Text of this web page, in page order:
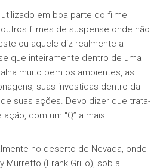
em boa parte do filme
filmes de suspense onde não
ou aquele diz realmente a
que inteiramente dentro de uma
muito bem os ambientes, as
suas investidas dentro da
suas ações. Devo dizer que trata-
com um “Q” a mais.
no deserto de Nevada, onde
Murretto (Frank Grillo), sob a